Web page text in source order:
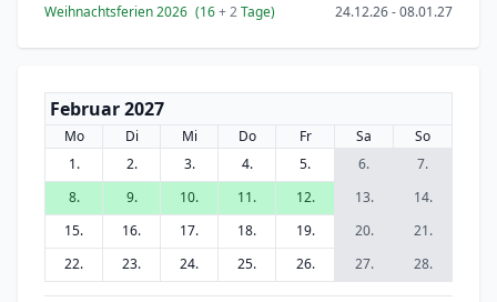
Weihnachtsferien 2026 (16+ 2Tage) 24.12.26 - 08.01.27
Februar 2027
Mo Di Mi Do Fr Sa
So
1.
2. 3. 4. 5. 6.
7.
8.
9. 10. 11. 12. 13.
14.
15.
16. 17. 18. 19. 20.
21.
22.
23. 24. 25. 26. 27. 28.